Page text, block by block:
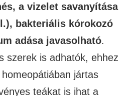
a vizelet savanyítása
bakteriális kórokozó
adása javasolható.
szerek is adhatók, ehhez
jártas
teákat is ihat a